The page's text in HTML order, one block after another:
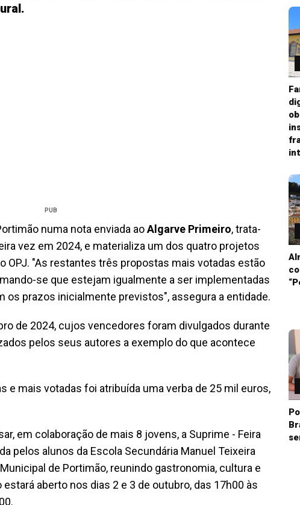
PUB
numa nota enviada aoAlgarve Primeiro, trata-
vez em 2024, e materializa um dos quatro projetos
OPJ. "As restantes três propostas mais votadas estão
se que estejam igualmente a ser implementadas
os prazos inicialmente previstos", assegura a entidade.
de 2024, cujos vencedores foram divulgados durante
pelos seus autores a exemplo do que acontece
e mais votadas foi atribuída uma verba de 25 mil euros,
em colaboração de mais 8 jovens, a Suprime - Feira
pelos alunos da Escola Secundária Manuel Teixeira
de Portimão, reunindo gastronomia, cultura e
aberto nos dias 2 e 3 de outubro, das 17h00 às